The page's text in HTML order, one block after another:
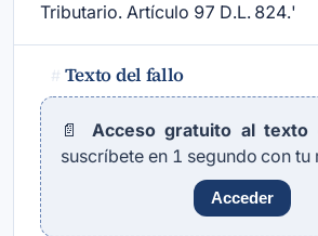
Tributario. Artículo 97 D.L. 824.'
# Texto del fallo
📄 Acceso gratuito al texto
suscríbete en 1 segundo con tu
Acceder